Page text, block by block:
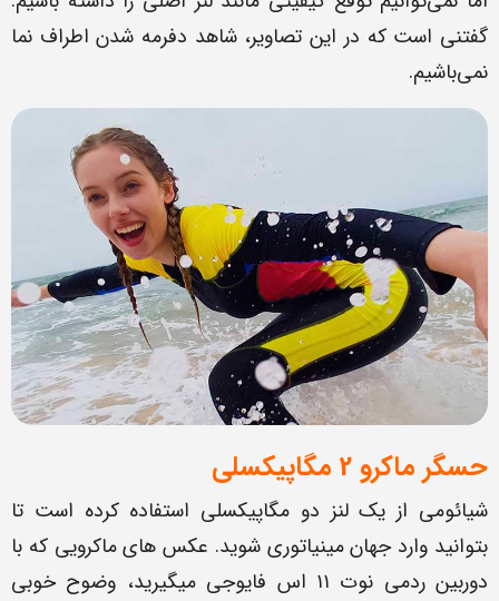
گفتنی است که در این تصاویر، شاهد دفرمه شدن اطراف نما
نمی‌‌باشیم.
حسگر ماکرو 2 مگاپیکسلی
شیائومی از یک لنز دو مگاپیکسلی استفاده کرده است تا
بتوانید وارد جهان مینیاتوری شوید. عکس های ماکرویی که با
دوربین ردمی نوت ۱۱ اس فایوجی میگیرید، وضوح خوبی